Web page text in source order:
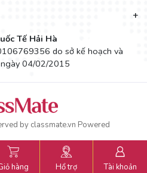
Tế Hải Hà
do sở kế hoạch và
04/02/2015
by classmate.vn Powered
hàng Hổ trợ Tài khoản